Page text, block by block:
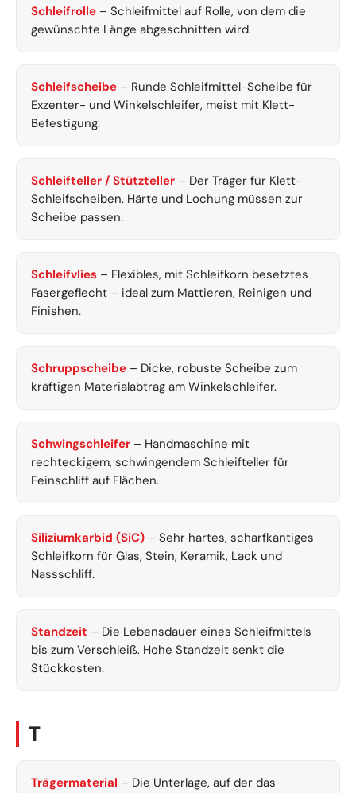
Schleifrolle – Schleifmittel auf Rolle, von dem die
gewünschte Länge abgeschnitten wird.
Schleifscheibe – Runde Schleifmittel-Scheibe für
Exzenter- und Winkelschleifer, meist mit Klett-
Befestigung.
Schleifteller / Stützteller – Der Träger für Klett-
Schleifscheiben. Härte und Lochung müssen zur
Scheibe passen.
Schleifvlies – Flexibles, mit Schleifkorn besetztes
Fasergeflecht – ideal zum Mattieren, Reinigen und
Finishen.
Schruppscheibe – Dicke, robuste Scheibe zum
kräftigen Materialabtrag am Winkelschleifer.
Schwingschleifer – Handmaschine mit
rechteckigem, schwingendem Schleifteller für
Feinschliff auf Flächen.
Siliziumkarbid (SiC) – Sehr hartes, scharfkantiges
Schleifkorn für Glas, Stein, Keramik, Lack und
Nassschliff.
Standzeit – Die Lebensdauer eines Schleifmittels
bis zum Verschleiß. Hohe Standzeit senkt die
Stückkosten.
T
Trägermaterial – Die Unterlage, auf der das